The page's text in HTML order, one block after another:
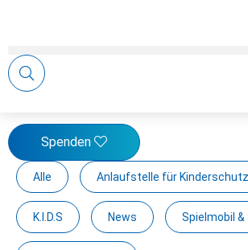
Spenden
Alle Anlaufstelle für Kinderschutz
K.I.D.S News Spielmobil &